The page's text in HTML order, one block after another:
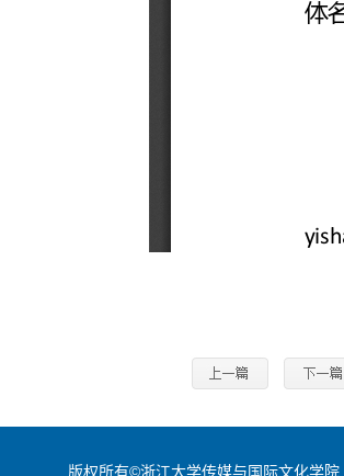
版权所有©浙江大学传媒与国际文化学